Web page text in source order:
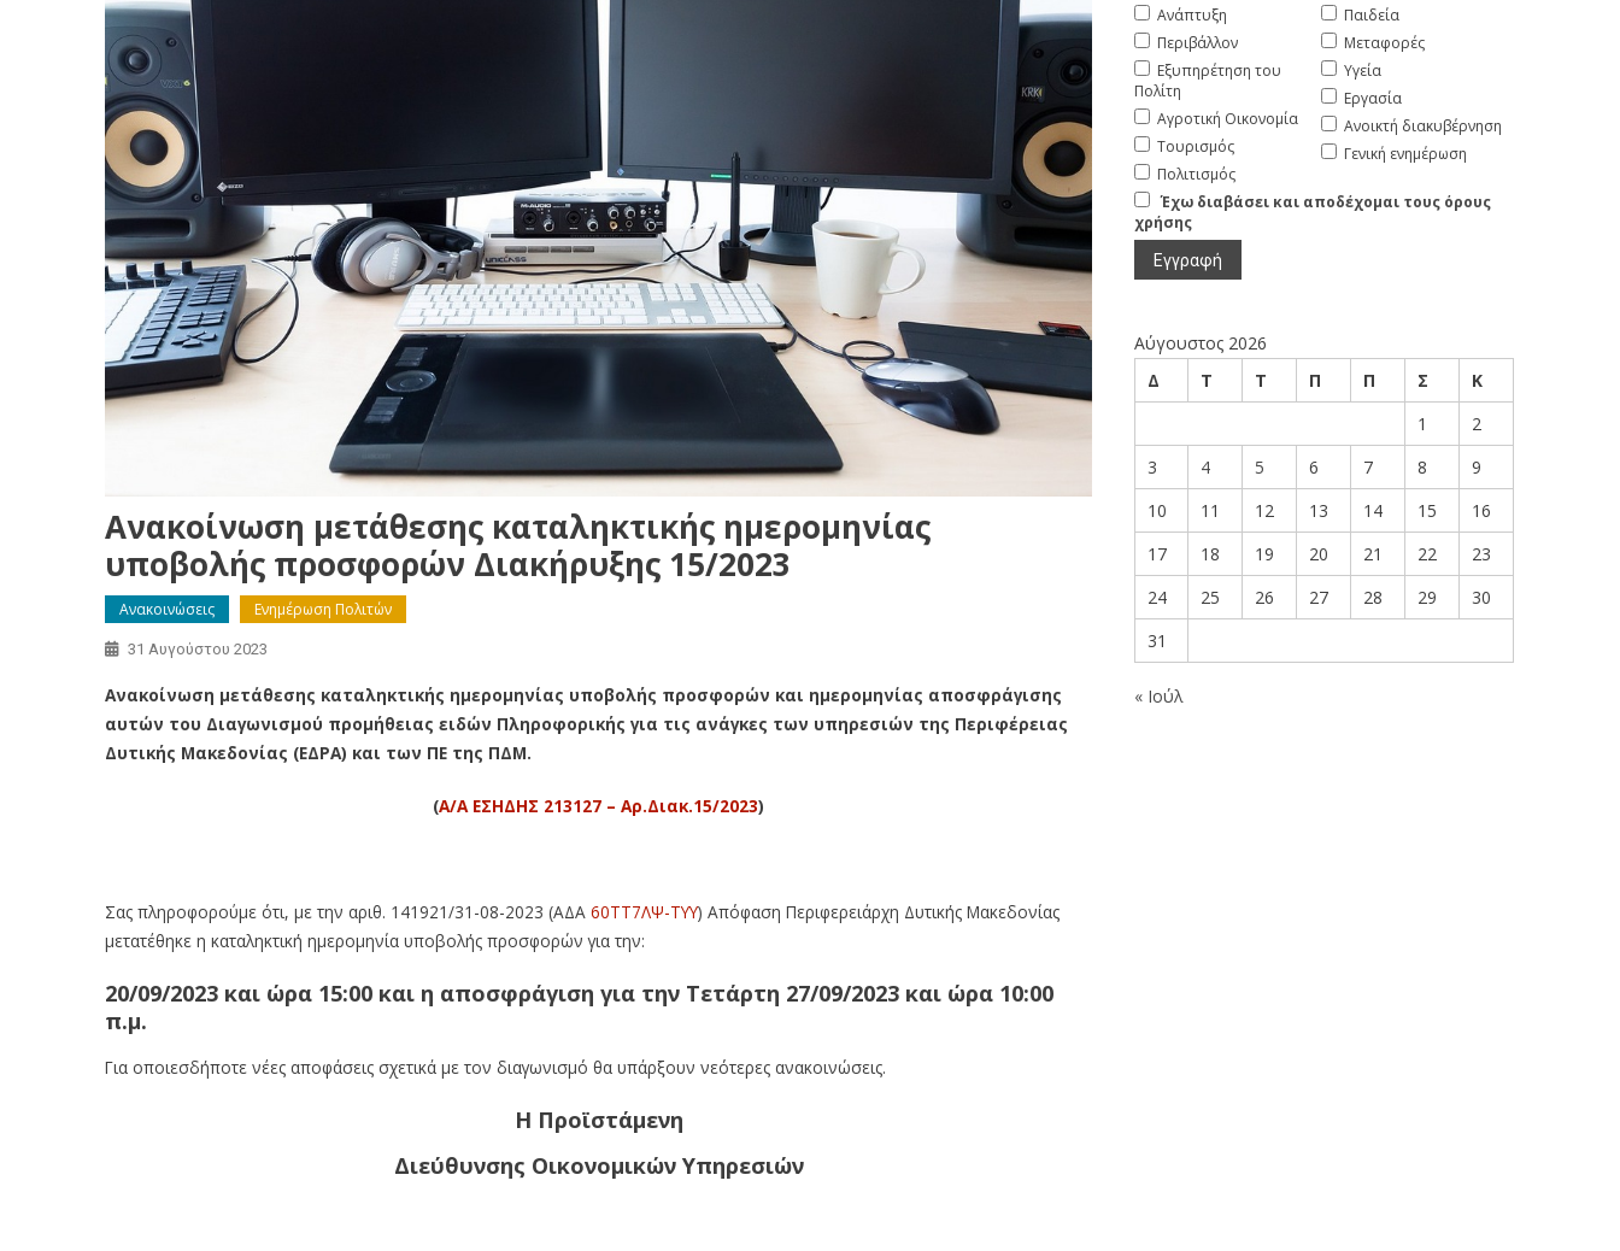
Ανακοίνωση μετάθεσης καταληκτικής ημερομηνίας
υποβολής προσφορών Διακήρυξης 15/2023
Ανακοινώσεις Ενημέρωση Πολιτών
31 Αυγούστου 2023
Ανακοίνωση μετάθεσης καταληκτικής ημερομηνίας υποβολής προσφορών και ημερομηνίας αποσφράγισης
αυτών του Διαγωνισμού προμήθειας ειδών Πληροφορικής για τις ανάγκες των υπηρεσιών της Περιφέρειας
Δυτικής Μακεδονίας (ΕΔΡΑ) και των ΠΕ της ΠΔΜ.
(Α/Α ΕΣΗΔΗΣ 213127 – Αρ.Διακ.15/2023)
Σας πληροφορούμε ότι, με την αριθ. 141921/31-08-2023 (ΑΔΑ 60ΤΤ7ΛΨ-ΤΥΥ) Απόφαση Περιφερειάρχη Δυτικής Μακεδονίας
μετατέθηκε η καταληκτική ημερομηνία υποβολής προσφορών για την:
20/09/2023 και ώρα 15:00 και η αποσφράγιση για την Τετάρτη 27/09/2023 και ώρα 10:00
π.μ.
Για οποιεσδήποτε νέες αποφάσεις σχετικά με τον διαγωνισμό θα υπάρξουν νεότερες ανακοινώσεις.
Η Προϊστάμενη
Διεύθυνσης Οικονομικών Υπηρεσιών
Ανάπτυξη
Περιβάλλον
Εξυπηρέτηση του
Πολίτη
Αγροτική Οικονομία
Τουρισμός
Πολιτισμός
Παιδεία
Μεταφορές
Υγεία
Εργασία
Ανοικτή διακυβέρνηση
Γενική ενημέρωση
Έχω διαβάσει και αποδέχομαι τους όρους
χρήσης
Αύγουστος 2026
Δ
Τ Τ Π Π Σ
Κ
1
2
3
4 5 6 7 8
9
10
11 12 13 14 15
16
17
18 19 20 21 22
23
24
25 26 27 28 29
30
31
« Ιούλ